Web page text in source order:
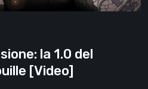
la 1.0 del
[Video]